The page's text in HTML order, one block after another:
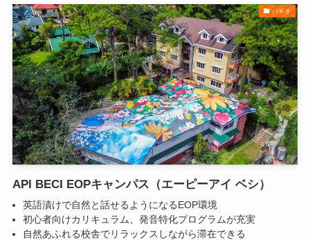
バギオ
API BECI EOPキャンパス（エーピーアイ ベシ）
英語漬けで自然と話せるようになるEOP環境
初心者向けカリキュラム、発音特化プログラムが充実
自然あふれる校舎でリラックスしながら滞在できる